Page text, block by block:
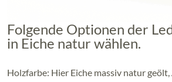
Folgende Optionen der
in Eiche natur wählen.
Holzfarbe: Hier Eiche massiv natur